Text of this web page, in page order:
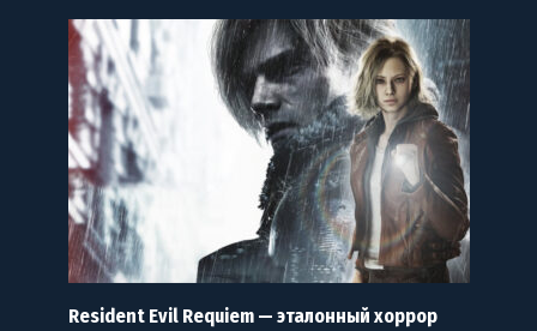
Resident Evil Requiem — эталонный хоррор